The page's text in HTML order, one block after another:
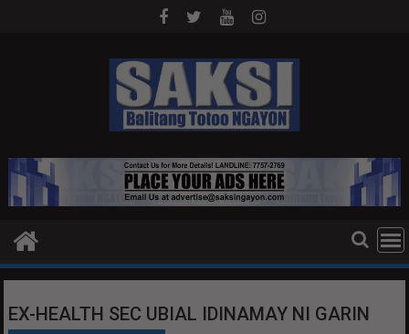
EX-HEALTH SEC UBIAL IDINAMAY NI GARIN